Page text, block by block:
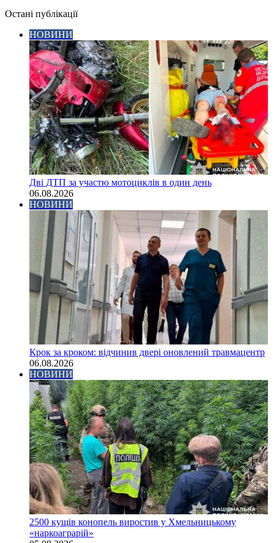
Остані публікації
НОВИНИ
Дві ДТП за участю мотоциклів в один день
06.08.2026
НОВИНИ
Крок за кроком: відчинив двері оновлений травмацентр
06.08.2026
НОВИНИ
2500 кущів конопель виростив у Хмельницькому
«наркоаграрій»